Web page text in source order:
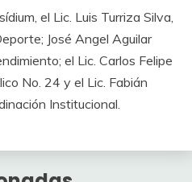
el Lic. Luis Turriza Silva,
José Angel Aguilar
el Lic. Carlos Felipe
No. 24 y el Lic. Fabián
Institucional.